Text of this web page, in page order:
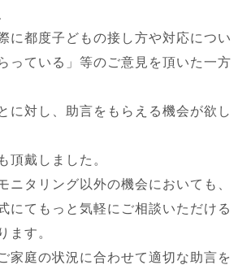
に都度子どもの接し方や対応につい
っている」等のご意見を頂いた一方
に対し、助言をもらえる機会が欲し
頂戴しました。
ニタリング以外の機会においても、
にてもっと気軽にご相談いただける
ます。
家庭の状況に合わせて適切な助言を